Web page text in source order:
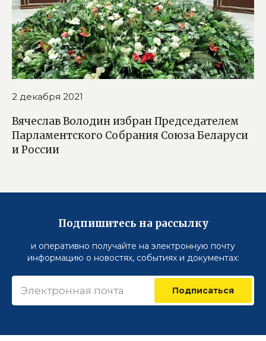
2 декабря 2021
Вячеслав Володин избран Председателем
Парламентского Собрания Союза Беларуси
и России
Подпишитесь на рассылку
и оперативно получайте на электронную почту
информацию о новостях, событиях и документах:
Подписаться